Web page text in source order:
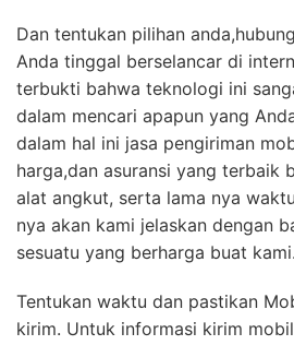
Dan tentukan pilihan
Anda tinggal berselancar di
terbukti bahwa teknologi ini
dalam mencari apapun yang
dalam hal ini jasa pengiriman
harga,dan asuransi yang terbaik
alat angkut, serta lama nya
nya akan kami jelaskan dengan
sesuatu yang berharga buat kami.
Tentukan waktu dan pastikan
kirim. Untuk informasi kirim